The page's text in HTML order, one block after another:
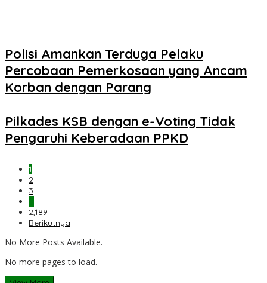
Polisi Amankan Terduga Pelaku
Percobaan Pemerkosaan yang Ancam
Korban dengan Parang
Pilkades KSB dengan e-Voting Tidak
Pengaruhi Keberadaan PPKD
1
2
3
…
2,189
Berikutnya
No More Posts Available.
No more pages to load.